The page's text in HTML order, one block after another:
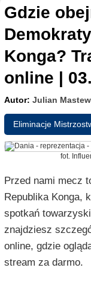
Gdzie obejrzeć mecz Dania –
Konga?
online |
Autor: Julian
Eliminacje
fot.
Przed nami mecz
Republika Konga,
spotkań
znajdziesz
online, gdzie
stream za darmo.